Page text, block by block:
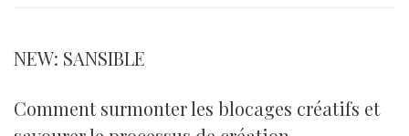
NEW: SANSIBLE
Comment surmonter les blocages créatifs et